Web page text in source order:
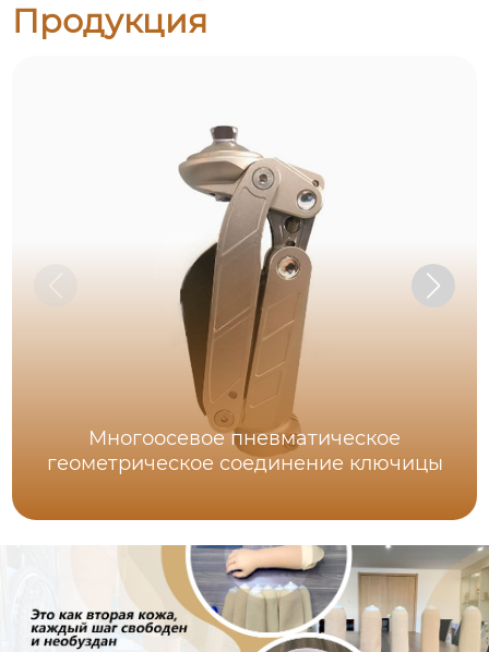
Продукция
Многоосевое пневматическое
геометрическое соединение ключицы